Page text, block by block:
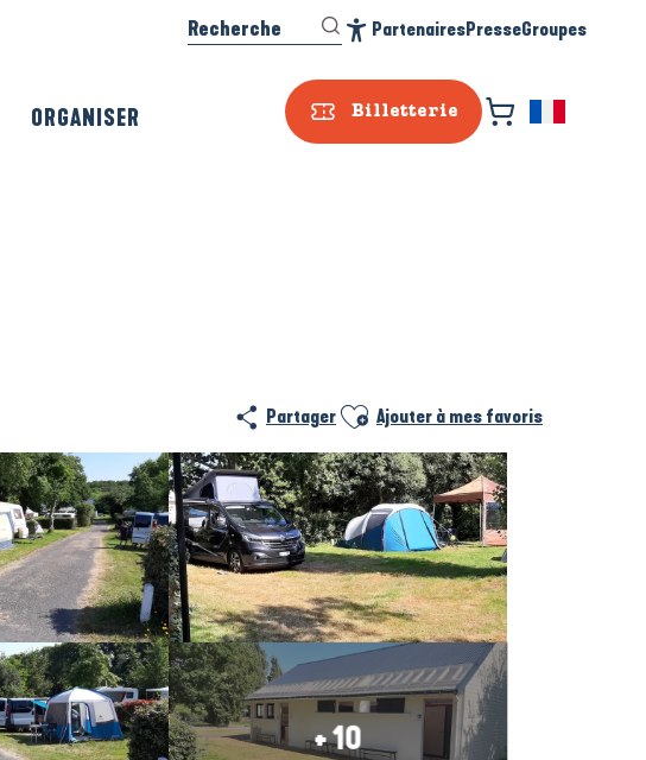
Billetterie
Recherche PartenairesPresseGroupes
ORGANISER
Partager Ajouter aux favoris
Ajouter à mes favoris
+ 10